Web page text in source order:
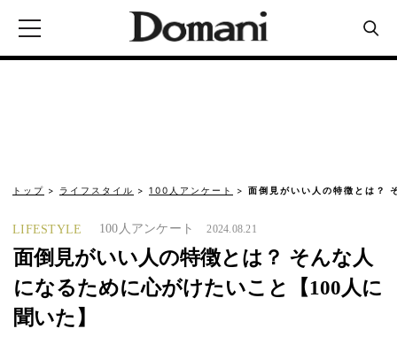
トップ ライフスタイル 100人アンケート 面倒見がいい人の特徴とは？
LIFESTYLE 100人アンケート 2024.08.21
面倒見がいい人の特徴とは？ そんな人
になるために心がけたいこと【100人に
聞いた】